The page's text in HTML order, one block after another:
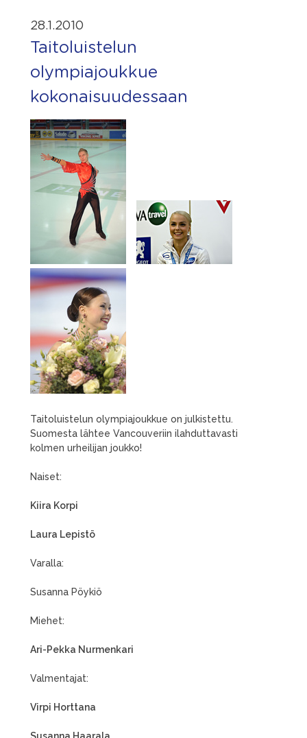
28.1.2010
Taitoluistelun
olympiajoukkue
kokonaisuudessaan
Taitoluistelun olympiajoukkue on julkistettu.
Suomesta lähtee Vancouveriin ilahduttavasti
kolmen urheilijan joukko!
Naiset:
Kiira Korpi
Laura Lepistö
Varalla:
Susanna Pöykiö
Miehet:
Ari-Pekka Nurmenkari
Valmentajat:
Virpi Horttana